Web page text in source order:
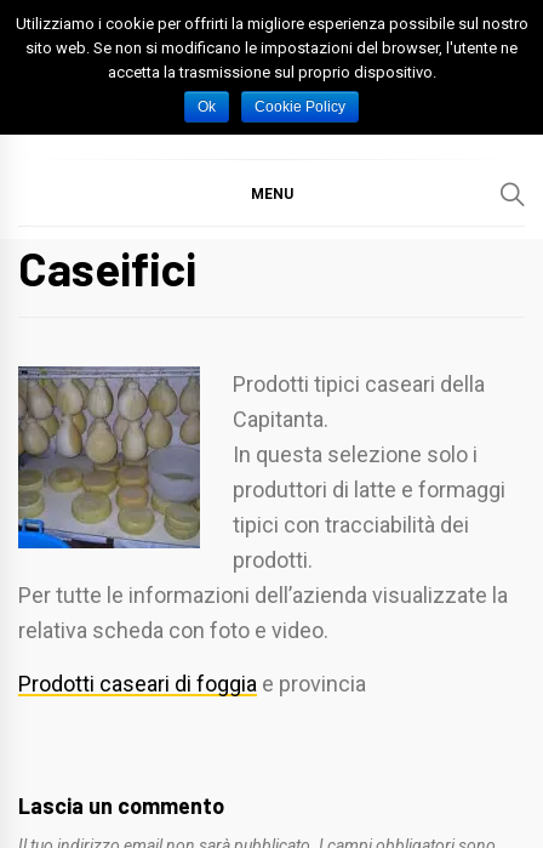
Skip
Spazio Foggia
Foggia News Calcio Eventi e Attività nella Capitanata
MENU
Caseifici
Prodotti tipici caseari della
Capitanta.
In questa selezione solo i
produttori di latte e formaggi
tipici con tracciabilità dei
prodotti.
Per tutte le informazioni dell’azienda visualizzate la
relativa scheda con foto e video.
Prodotti caseari di foggia e provincia
Lascia un commento
Utilizziamo i cookie per offrirti la migliore esperienza possibile sul nostro
sito web. Se non si modificano le impostazioni del browser, l'utente ne
accetta la trasmissione sul proprio dispositivo.
Ok Cookie Policy